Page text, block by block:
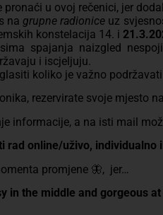
u ovoj rečenici, jer
na grupne radionice uz
konstelacija 14. i
spajanja naizgled
i iscjeljuju.
koliko je važno
rezervirate svoje mjesto na
informacije, a na isti mail
rad online/uživo, individualno
promjene 🦋, jer…
in the middle and gorgeous at